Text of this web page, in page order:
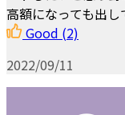
高額になっても出し
Good (2)
2022/09/11